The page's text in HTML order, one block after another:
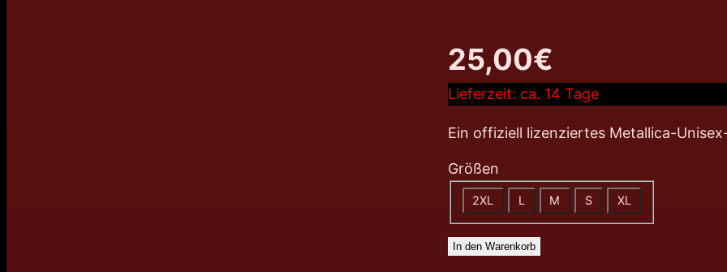
25,00€
Lieferzeit: ca. 14 Tage
Ein offiziell lizenziertes Metallica-
Größen
2XL L M S XL
In den Warenkorb